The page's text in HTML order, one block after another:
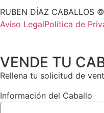
RUBEN DÍAZ
Aviso LegalPolítica de
VENDE TU
Rellena tu solicitud de
Información del Caballo